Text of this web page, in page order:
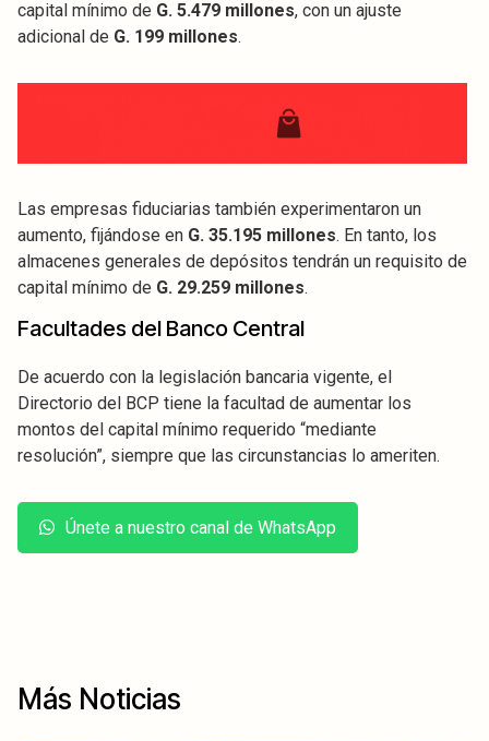
capital mínimo de G. 5.479 millones, con un ajuste
adicional de G. 199 millones.
Las empresas fiduciarias también experimentaron un
aumento, fijándose en G. 35.195 millones. En tanto, los
almacenes generales de depósitos tendrán un requisito de
capital mínimo de G. 29.259 millones.
Facultades del Banco Central
De acuerdo con la legislación bancaria vigente, el
Directorio del BCP tiene la facultad de aumentar los
montos del capital mínimo requerido “mediante
resolución”, siempre que las circunstancias lo ameriten.
Únete a nuestro canal de WhatsApp
Más Noticias